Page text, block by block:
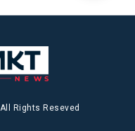
Rights Reseved